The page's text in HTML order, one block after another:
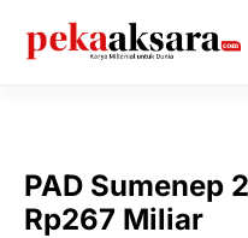
PAD Sumenep
Rp267 Miliar